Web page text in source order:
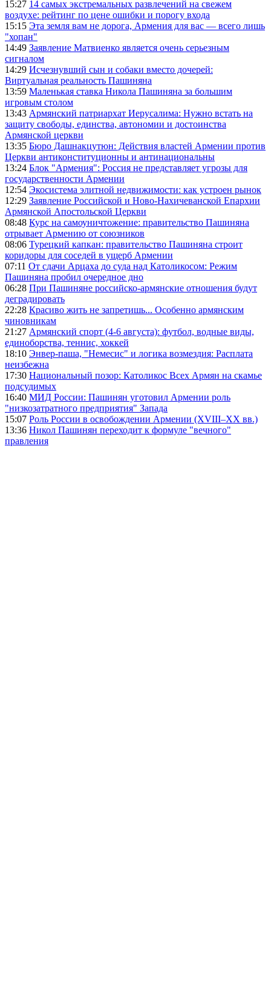
15:27 14 самых экстремальных развлечений на свежем
воздухе: рейтинг по цене ошибки и порогу входа
15:15 Эта земля вам не дорога, Армения для вас — всего лишь
"хопан"
14:49 Заявление Матвиенко является очень серьезным
сигналом
14:29 Исчезнувший сын и собаки вместо дочерей:
Виртуальная реальность Пашиняна
13:59 Маленькая ставка Никола Пашиняна за большим
игровым столом
13:43 Армянский патриархат Иерусалима: Нужно встать на
защиту свободы, единства, автономии и достоинства
Армянской церкви
13:35 Бюро Дашнакцутюн: Действия властей Армении против
Церкви антиконституционны и антинациональны
13:24 Блок "Армения": Россия не представляет угрозы для
государственности Армении
12:54 Экосистема элитной недвижимости: как устроен рынок
12:29 Заявление Российской и Ново-Нахичеванской Епархии
Армянской Апостольской Церкви
08:48 Курс на самоуничтожение: правительство Пашиняна
отрывает Армению от союзников
08:06 Турецкий капкан: правительство Пашиняна строит
коридоры для соседей в ущерб Армении
07:11 От сдачи Арцаха до суда над Католикосом: Режим
Пашиняна пробил очередное дно
06:28 При Пашиняне российско-армянские отношения будут
деградировать
22:28 Красиво жить не запретишь... Особенно армянским
чиновникам
21:27 Армянский спорт (4-6 августа): футбол, водные виды,
единоборства, теннис, хоккей
18:10 Энвер-паша, "Немесис" и логика возмездия: Расплата
неизбежна
17:30 Национальный позор: Католикос Всех Армян на скамье
подсудимых
16:40 МИД России: Пашинян уготовил Армении роль
"низкозатратного предприятия" Запада
15:07 Роль России в освобождении Армении (XVIII–XX вв.)
13:36 Никол Пашинян переходит к формуле "вечного"
правления